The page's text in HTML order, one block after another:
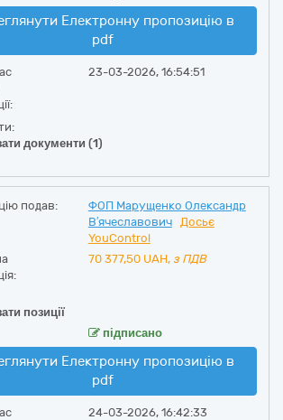
Електронну пропозицію в
pdf
23-03-2026, 16:54:51
документи (1)
подав:
ФОП Марущенко Олександр
В′ячеславович
Досьє
YouControl
70 377,50 UAH, з ПДВ
позиції
підписано
Електронну пропозицію в
pdf
24-03-2026, 16:42:33